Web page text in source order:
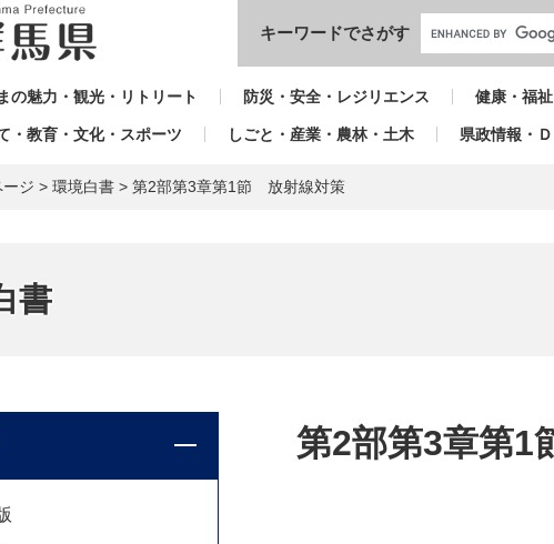
本文へ
キーワードでさがす
の魅力・観光・リトリート 防災・安全・レジリエンス 健康・福祉
・教育・文化・スポーツ しごと・産業・農林・土木 県政情報・
ージ > 環境白書 > 第2部第3章第1節 放射線対策
書
第2部第3章第